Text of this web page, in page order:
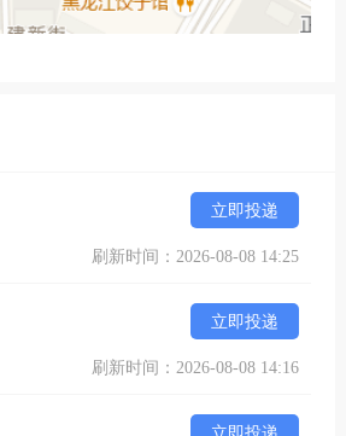
立即投递
刷新时间：2026-08-08 14:25
立即投递
刷新时间：2026-08-08 14:16